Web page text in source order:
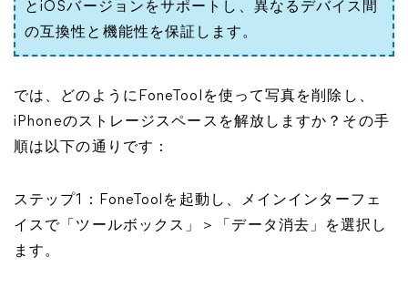
とiOSバージョンをサポートし、異なるデバイス間
の互換性と機能性を保証します。
では、どのようにFoneToolを使って写真を削除し、
iPhoneのストレージスペースを解放しますか？その手
順は以下の通りです：
ステップ1：FoneToolを起動し、メインインターフェ
イスで「ツールボックス」＞「データ消去」を選択し
ます。